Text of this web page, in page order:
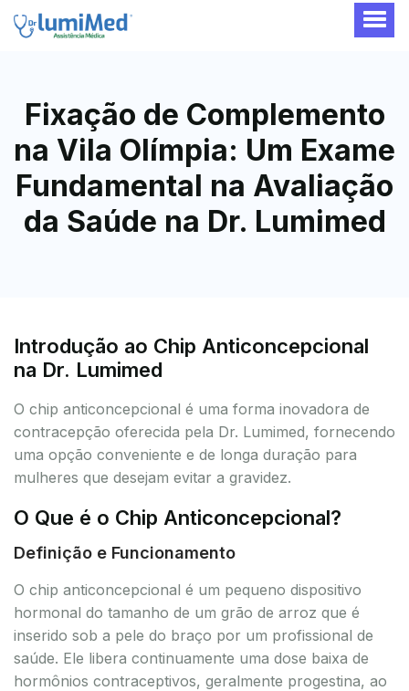
Fixação de Complemento
na Vila Olímpia: Um Exame
Fundamental na Avaliação
da Saúde na Dr. Lumimed
Introdução ao Chip Anticoncepcional
na Dr. Lumimed
O chip anticoncepcional é uma forma inovadora de
contracepção oferecida pela Dr. Lumimed, fornecendo
uma opção conveniente e de longa duração para
mulheres que desejam evitar a gravidez.
O Que é o Chip Anticoncepcional?
Definição e Funcionamento
O chip anticoncepcional é um pequeno dispositivo
hormonal do tamanho de um grão de arroz que é
inserido sob a pele do braço por um profissional de
saúde. Ele libera continuamente uma dose baixa de
hormônios contraceptivos, geralmente progestina, ao